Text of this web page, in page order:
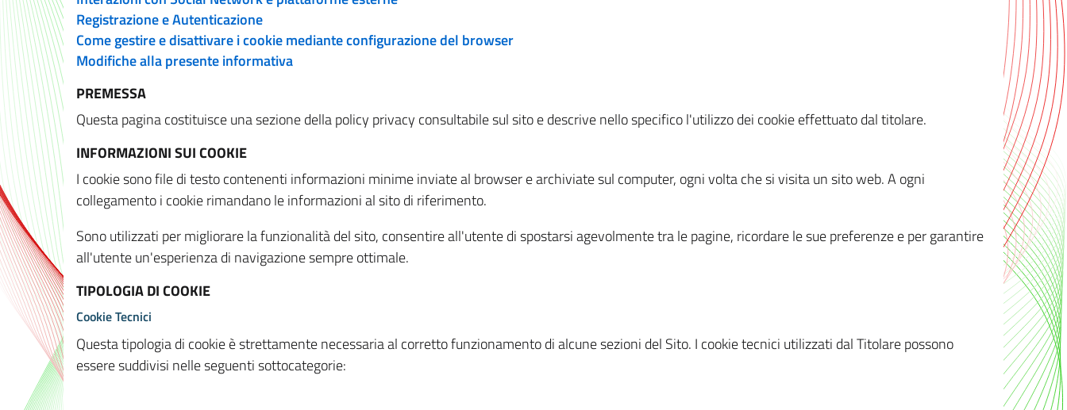
Registrazione e Autenticazione
Come gestire e disattivare i cookie mediante configurazione del browser
Modifiche alla presente informativa
PREMESSA
Questa pagina costituisce una sezione della policy privacy consultabile sul sito e descrive nello specifico l'utilizzo dei cookie effettuato dal titolare.
INFORMAZIONI SUI COOKIE
I cookie sono file di testo contenenti informazioni minime inviate al browser e archiviate sul computer, ogni volta che si visita un sito web. A ogni
collegamento i cookie rimandano le informazioni al sito di riferimento.
Sono utilizzati per migliorare la funzionalità del sito, consentire all'utente di spostarsi agevolmente tra le pagine, ricordare le sue preferenze e per garantire
all'utente un'esperienza di navigazione sempre ottimale.
TIPOLOGIA DI COOKIE
Cookie Tecnici
Questa tipologia di cookie è strettamente necessaria al corretto funzionamento di alcune sezioni del Sito. I cookie tecnici utilizzati dal Titolare possono
essere suddivisi nelle seguenti sottocategorie: